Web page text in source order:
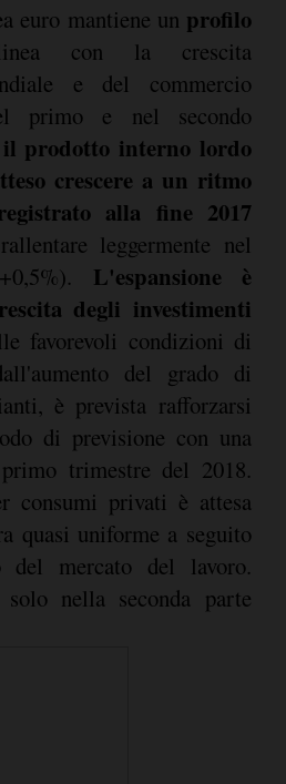
euro mantiene un profilo
con la crescita
e del commercio
primo e nel secondo
prodotto interno lordo
crescere a un ritmo
alla fine 2017
leggermente nel
L'espansione è
degli investimenti
favorevoli condizioni di
del grado di
è prevista rafforzarsi
di previsione con una
trimestre del 2018.
consumi privati è attesa
quasi uniforme a seguito
del mercato del lavoro.
nella seconda parte